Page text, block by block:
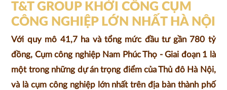
VIÊN &
CÔNG TY
LIÊN KẾT
T&T GROUP KHỞI CÔNG CỤM
CÔNG NGHIỆP LỚN NHẤT HÀ NỘI
Với quy mô 41,7 ha và tổng mức đầu tư gần 780 tỷ
đồng, Cụm công nghiệp Nam Phúc Thọ - Giai đoạn 1 là
một trong những dự án trọng điểm của Thủ đô Hà Nội,
và là cụm công nghiệp lớn nhất trên địa bàn thành phố